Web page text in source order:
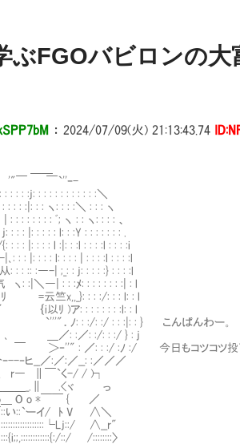
ぶFGOバビロンの大
： 2024/07/09(火) 21:13:43.74
`''ｰ-
: : : : : : : : :＼
: ヽ: : : :＼ : : : ヽ
: : ﾞ; ヽ : : ヽ: : : : 、
: : : : l: : :Y : : : : : : : .
: : : l :|: : :l : : : :l : : : :i
|: : : : l: : : : | : : : :l : : : :l
: : :: :―-| ;_: : j: : : : :} : : : :l
: :|＼―| : : :ﾒ: : : : : : : :| : l
ﾘ =云竺x,,_}: : : :/: : : l: : l
｛i以ﾘ )ア: : : : : : : :l: : l
．ﾉ: : :/: :/ : : :|: : } こんぱんわー。
／: :／: :/: : :/ } : j
＞‐''" : ／: : :/ :ﾉ :/ 今日もコツコツ投下
ヒ__／:／:／__: :／／／
r― ∥￣`く-/ / )┐
＿_.∥ .<ヾ っ
O o *￣￣ { ／
い::`ーイ/ ﾄ V ∧＼
∧__r"
::/ /::::::::〉